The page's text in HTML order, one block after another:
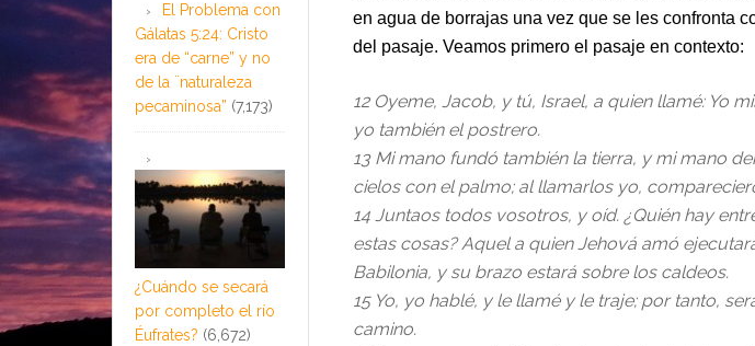
en agua de borrajas una vez que se les confronta
del pasaje. Veamos primero el pasaje en contexto:
12 Oyeme, Jacob, y tú, Israel, a quien llamé: Yo
yo también el postrero.
13 Mi mano fundó también la tierra, y mi mano
cielos con el palmo; al llamarlos yo,
14 Juntaos todos vosotros, y oíd. ¿Quién hay
estas cosas? Aquel a quien Jehová amó
Babilonia, y su brazo estará sobre los caldeos.
15 Yo, yo hablé, y le llamé y le traje; por tanto,
camino.
El Problema con
Gálatas 5:24: Cristo
era de “carne” y no
de la ¨naturaleza
pecaminosa” (7,173)
¿Cuándo se secará
por completo el río
Éufrates? (6,672)